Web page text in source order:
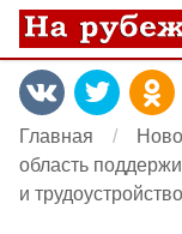
Главная
область
и трудоустройство